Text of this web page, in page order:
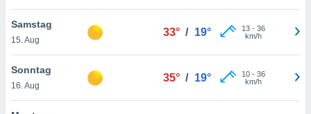
. Sie
jederzeit
Sie
Rand
Samstag
15. Aug
33° / 19° 13- 36
km/h
Sonntag
16. Aug
35° / 19° 10- 36
km/h